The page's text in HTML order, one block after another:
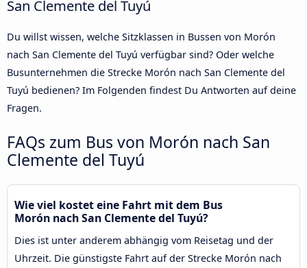
San Clemente del Tuyú
Du willst wissen, welche Sitzklassen in Bussen von Morón
nach San Clemente del Tuyú verfügbar sind? Oder welche
Busunternehmen die Strecke Morón nach San Clemente del
Tuyú bedienen? Im Folgenden findest Du Antworten auf deine
Fragen.
FAQs zum Bus von Morón nach San
Clemente del Tuyú
Wie viel kostet eine Fahrt mit dem Bus
Morón nach San Clemente del Tuyú?
Dies ist unter anderem abhängig vom Reisetag und der
Uhrzeit. Die günstigste Fahrt auf der Strecke Morón nach